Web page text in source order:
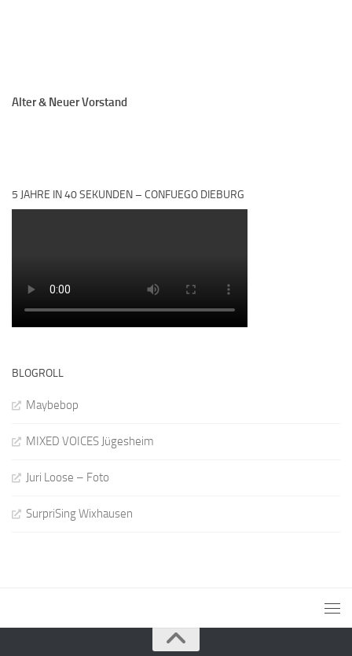
Alter & Neuer Vorstand
5 JAHRE IN 40 SEKUNDEN – CONFUEGO DIEBURG
BLOGROLL
Maybebop
MIXED VOICES Jügesheim
Juri Loose – Foto
SurpriSing Wixhausen